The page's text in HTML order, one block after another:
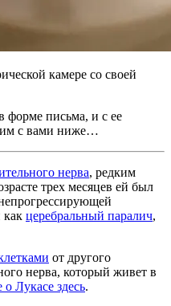
камере со своей
форме письма, и с ее
им с вами ниже…
нерва, редким
трех месяцев ей был
как церебральный паралич,
от другого
нерва, который живет в
о Лукасе здесь.